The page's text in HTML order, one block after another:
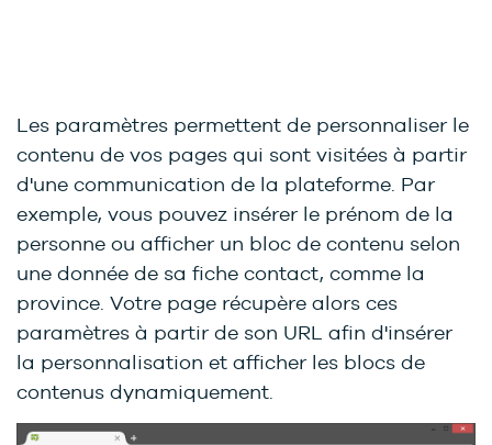
Les paramètres permettent de personnaliser le
contenu de vos pages qui sont visitées à partir
d'une communication de la plateforme. Par
exemple, vous pouvez insérer le prénom de la
personne ou afficher un bloc de contenu selon
une donnée de sa fiche contact, comme la
province. Votre page récupère alors ces
paramètres à partir de son URL afin d'insérer
la personnalisation et afficher les blocs de
contenus dynamiquement.